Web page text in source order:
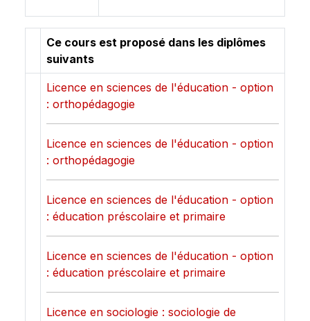
Ce cours est proposé dans les diplômes
suivants
Licence en sciences de l'éducation - option
: orthopédagogie
Licence en sciences de l'éducation - option
: orthopédagogie
Licence en sciences de l'éducation - option
: éducation préscolaire et primaire
Licence en sciences de l'éducation - option
: éducation préscolaire et primaire
Licence en sociologie : sociologie de